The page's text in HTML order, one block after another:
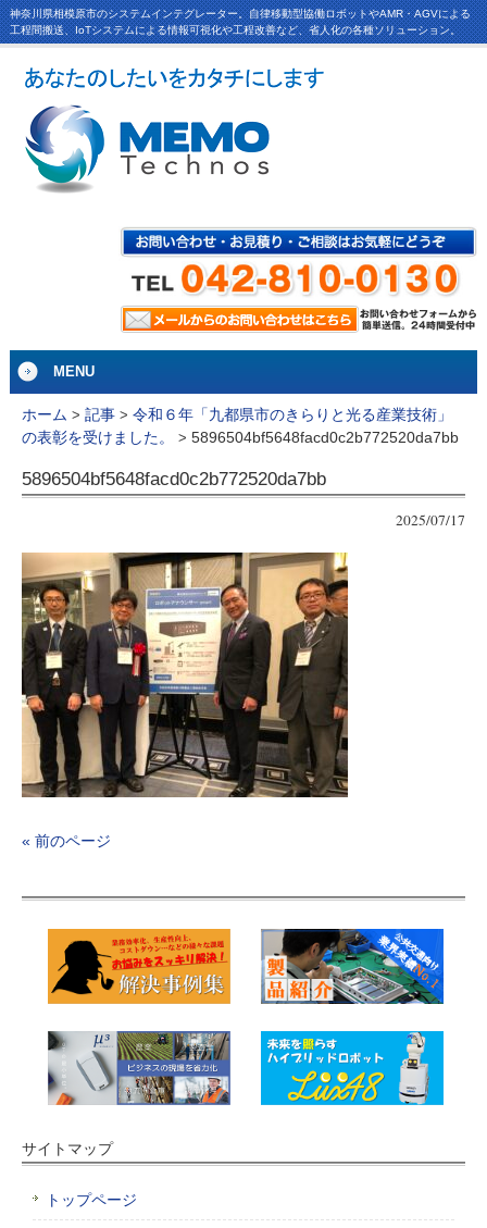
神奈川県相模原市のシステムインテグレーター。自律移動型協働ロボットやAMR・AGVによる
工程間搬送、IoTシステムによる情報可視化や工程改善など、省人化の各種ソリューション。
MENU
ホーム > 記事> 令和６年「九都県市のきらりと光る産業技術」
の表彰を受けました。
> 5896504bf5648facd0c2b772520da7bb
5896504bf5648facd0c2b772520da7bb
2025/07/17
« 前のページ
サイトマップ
トップページ